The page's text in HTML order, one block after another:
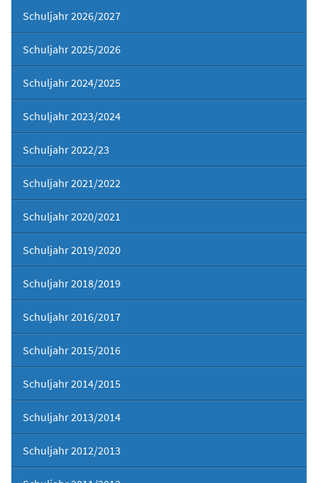
Schuljahr 2026/2027
Schuljahr 2025/2026
Schuljahr 2024/2025
Schuljahr 2023/2024
Schuljahr 2022/23
Schuljahr 2021/2022
Schuljahr 2020/2021
Schuljahr 2019/2020
Schuljahr 2018/2019
Schuljahr 2016/2017
Schuljahr 2015/2016
Schuljahr 2014/2015
Schuljahr 2013/2014
Schuljahr 2012/2013